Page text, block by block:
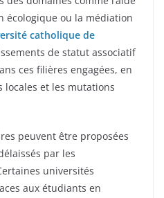
écologique ou la médiation
catholique de
de statut associatif
ces filières engagées, en
locales et les mutations
peuvent être proposées
par les
universités
aux étudiants en